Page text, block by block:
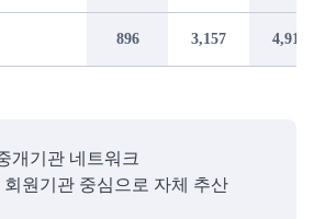
896 3,157 4,912
개기관 네트워크
회원기관 중심으로 자체 추산